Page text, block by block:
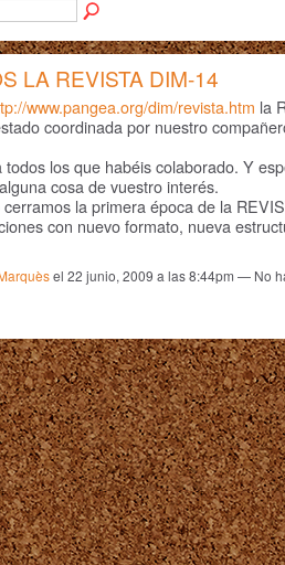
LA REVISTA DIM-14
www.pangea.org/dim/revista.htm la
coordinada por nuestro
todos los que habéis colaborado. Y
cosa de vuestro interés.
la primera época de la
con nuevo formato, nueva
el 22 junio, 2009 a las 8:44pm — No